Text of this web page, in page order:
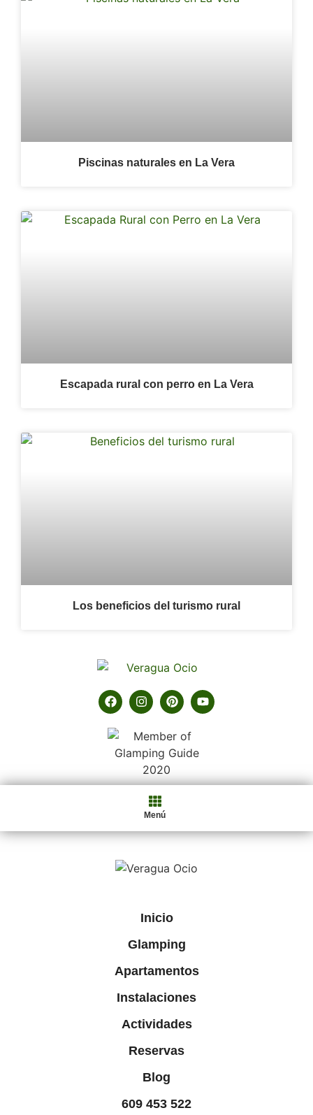
Piscinas naturales en La Vera
Escapada rural con perro en La Vera
Los beneficios del turismo rural
Menú
Inicio
Glamping
Apartamentos
Instalaciones
Actividades
Reservas
Blog
609 453 522